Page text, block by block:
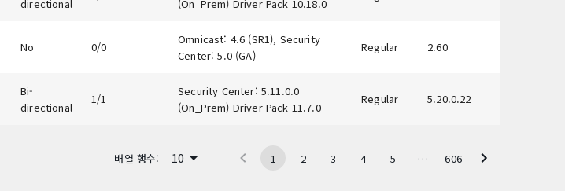
directional
(On_Prem) Driver Pack 10.18.0
No 0/0
Omnicast: 4.6 (SR1), Security
Center: 5.0 (GA)
Regular 2.60
Bi-
directional
1/1
Security Center: 5.11.0.0
(On_Prem) Driver Pack 11.7.0
Regular 5.20.0.22
배열 행수: 10 1 2 3 4 5 … 606